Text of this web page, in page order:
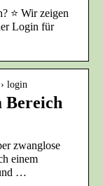
⭐️ Wir zeigen
Login für
login
Bereich
zwanglose
einem
…